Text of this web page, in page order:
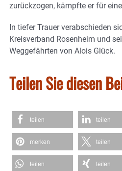
zurückzogen, kämpfte er für
In tiefer Trauer verabschieden
Kreisverband Rosenheim und
Weggefährten von Alois Glück.
Teilen Sie diesen
teilen teilen
merken teilen
teilen teilen